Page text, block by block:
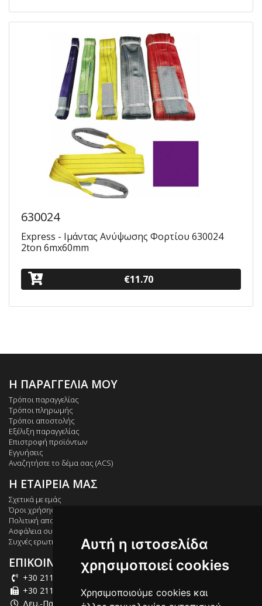
630024
Express - Ιμάντας Ανύψωσης Φορτίου 630024
2ton 6mx60mm
€11.70
Η ΠΑΡΑΓΓΕΛΙΑ ΜΟΥ
Τρόποι παραγγελίας
Τρόποι πληρωμής
Τρόποι αποστολής
Εξέλιξη παραγγελίας
Επιστροφή προϊόντων
Εγγυήσεις
Αναζητήστε το δέμα σας (ACS)
Η ΕΤΑΙΡΕΙΑ ΜΑΣ
Σχετικά με εμάς
Όροι χρήσης
Πολιτική απορρήτου
Ασφάλεια συναλλαγών
Συχνές ερωτήσεις
ΕΠΙΚΟΙΝΩΝΙΑ
+30 211 012 2003
+30 211 012 2004
Δευ.-Παρ.: 09:00-18:00
Αυτή η ιστοσελίδα
χρησιμοποιεί cookies
Χρησιμοποιούμε cookies και